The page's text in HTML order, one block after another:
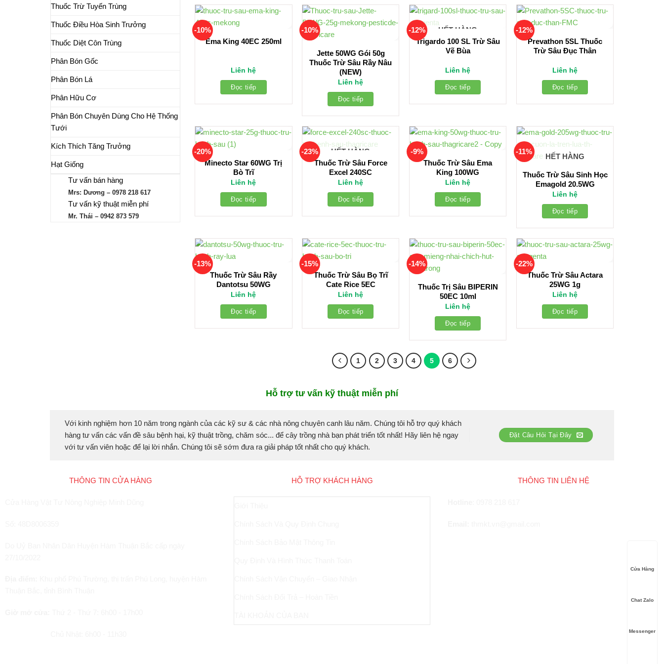
Thuốc Trừ Tuyến Trùng
Thuốc Điều Hòa Sinh Trưởng
Thuốc Diệt Côn Trùng
Phân Bón Gốc
Phân Bón Lá
Phân Hữu Cơ
Phân Bón Chuyên Dùng Cho Hệ Thống
Tưới
Kích Thích Tăng Trưởng
Hạt Giống
Tư vấn bán hàng
Mrs: Dương – 0978 218 617
Tư vấn kỹ thuật miễn phí
Mr. Thái – 0942 873 579
-10%
Ema King 40EC 250ml
Liên hệ
Đọc tiếp
-10%
Jette 50WG Gói 50g
Thuốc Trừ Sâu Rầy Nâu
(NEW)
Liên hệ
Đọc tiếp
-12%
HẾT HÀNG
Trigardo 100 SL Trừ Sâu
Vẽ Bùa
Liên hệ
Đọc tiếp
-12%
Prevathon 5SL Thuốc
Trừ Sâu Đục Thân
Liên hệ
Đọc tiếp
-20%
Minecto Star 60WG Trị
Bò Trĩ
Liên hệ
Đọc tiếp
-23%
HẾT HÀNG
Thuốc Trừ Sâu Force
Excel 240SC
Liên hệ
Đọc tiếp
-9%
Thuốc Trừ Sâu Ema
King 100WG
Liên hệ
Đọc tiếp
-11%
HẾT HÀNG
Thuốc Trừ Sâu Sinh Học
Emagold 20.5WG
Liên hệ
Đọc tiếp
-13%
Thuốc Trừ Sâu Rầy
Dantotsu 50WG
Liên hệ
Đọc tiếp
-15%
Thuốc Trừ Sâu Bọ Trĩ
Cate Rice 5EC
Liên hệ
Đọc tiếp
-14%
Thuốc Trị Sâu BIPERIN
50EC 10ml
Liên hệ
Đọc tiếp
-22%
Thuốc Trừ Sâu Actara
25WG 1g
Liên hệ
Đọc tiếp
1 2 3 4 5 6
Hỗ trợ tư vấn kỹ thuật miễn phí
Với kinh nghiệm hơn 10 năm trong ngành của các kỹ sư & các nhà nông chuyên canh lâu năm. Chúng tôi hỗ trợ quý khách
hàng tư vấn các vấn đề sâu bệnh hại, kỹ thuật trồng, chăm sóc... để cây trồng nhà bạn phát triển tốt nhất! Hãy liên hệ ngay
với tư vấn viên hoặc để lại lời nhắn. Chúng tôi sẽ sớm đưa ra giải pháp tốt nhất cho quý khách.
Đặt Câu Hỏi Tại Đây
THÔNG TIN CỬA HÀNG HỖ TRỢ KHÁCH HÀNG THÔNG TIN LIÊN HỆ
Cửa Hàng
Chat Zalo
Messenger